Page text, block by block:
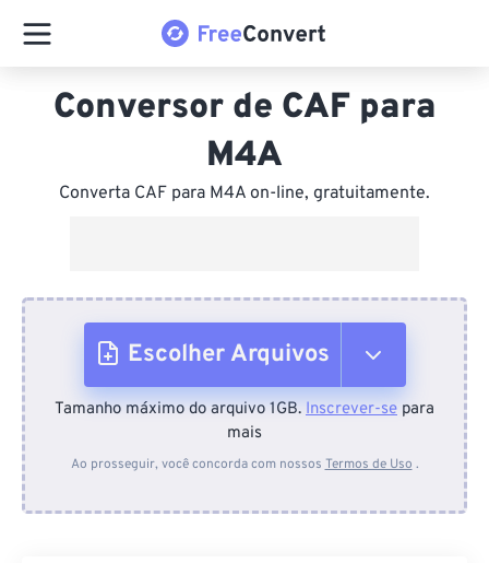
Conversor de CAF para
M4A
Converta CAF para M4A on-line, gratuitamente.
Escolher Arquivos
Do dispositivo
Tamanho máximo do arquivo 1GB. Inscrever-se para
mais
Ao prosseguir, você concorda com nossos Termos de Uso .